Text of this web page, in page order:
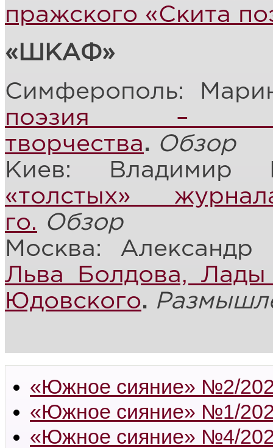
пражского «Скита
«ШКАФ»
Симферополь:
поэзия –
творчества. Обзор
Киев: Владимир
«толстых»
го. Обзор
Москва:
Льва Болдова,
Юдовского.
«Южное сияние» №2/
«Южное сияние» №1/
«Южное сияние» №4/